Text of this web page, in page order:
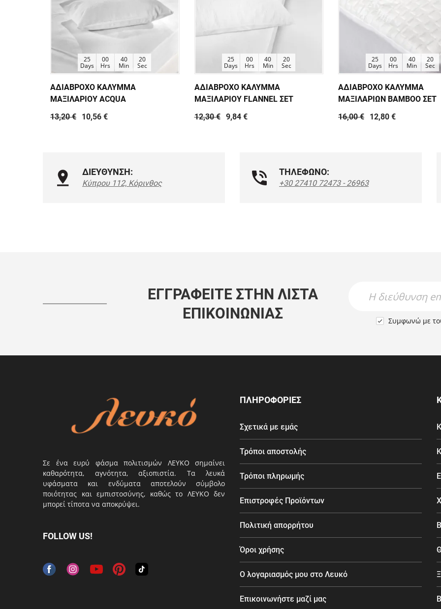
25
Days
00
Hrs
40
Min
20
Sec
ΑΔΙΑΒΡΟΧΟ ΚΑΛΥΜΜΑ
ΜΑΞΙΛΑΡΙΟΥ ACQUA
13,20 €
10,56 €
25
Days
00
Hrs
40
Min
20
Sec
ΑΔΙΑΒΡΟΧΟ ΚΑΛΥΜΜΑ
ΜΑΞΙΛΑΡΙΟΥ FLANNEL ΣΕΤ
12,30 €
9,84 €
25
Days
00
Hrs
40
Min
20
Sec
ΑΔΙΑΒΡΟΧΟ ΚΑΛΥΜΜΑ
ΜΑΞΙΛΑΡΙΩΝ BAMBOO ΣΕΤ
16,00 €
12,80 €
ΔΙΕΥΘΥΝΣΗ:
Κύπρου 112, Κόρινθος
ΤΗΛΕΦΩΝΟ:
+30 27410 72473 - 26963
ΕΓΓΡΑΦΕΊΤΕ ΣΤΗΝ ΛΊΣΤΑ
ΕΠΙΚΟΙΝΩΝΊΑΣ
 Συμφωνώ με
Σε ένα ευρύ φάσμα πολιτισμών ΛΕΥΚΟ σημαίνει
καθαρότητα, αγνότητα, αξιοπιστία. Τα λευκά
υφάσματα και ενδύματα αποτελούν σύμβολο
ποιότητας και εμπιστοσύνης, καθώς το ΛΕΥΚΟ δεν
μπορεί τίποτα να αποκρύψει.
FOLLOW US!
ΠΛΗΡΟΦΟΡΙΕΣ
Σχετικά με εμάς
Τρόποι αποστολής
Τρόποι πληρωμής
Επιστροφές Προϊόντων
Πολιτική απορρήτου
Όροι χρήσης
Ο λογαριασμός μου στο Λευκό
Επικοινωνήστε μαζί μας